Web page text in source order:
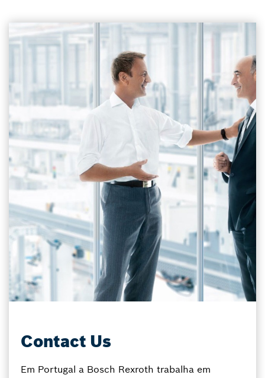
Contact Us
Em Portugal a Bosch Rexroth trabalha em